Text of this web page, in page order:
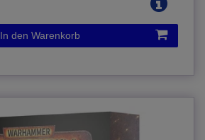
In den Warenkorb